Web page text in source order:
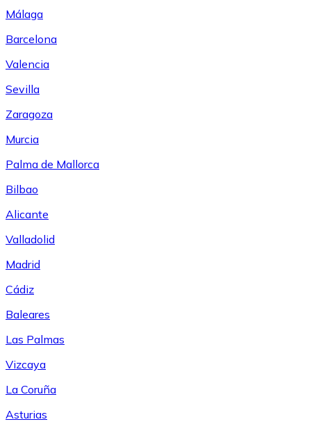
Málaga
Barcelona
Valencia
Sevilla
Zaragoza
Murcia
Palma de Mallorca
Bilbao
Alicante
Valladolid
Madrid
Cádiz
Baleares
Las Palmas
Vizcaya
La Coruña
Asturias